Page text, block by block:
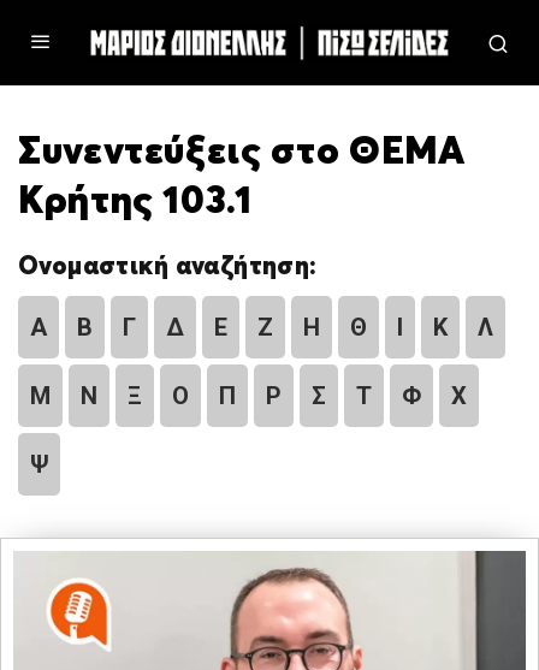
Συνεντεύξεις στο ΘΕΜΑ
Κρήτης 103.1
Ονομαστική αναζήτηση:
Α Β Γ Δ Ε Ζ Η Θ Ι Κ Λ
Μ Ν Ξ Ο Π Ρ Σ Τ Φ Χ
Ψ